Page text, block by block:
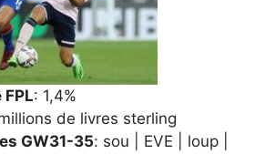
: 1,4%
de livres sterling
GW31-35: sou | EVE | loup |